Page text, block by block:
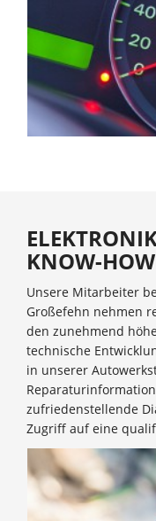
KNOW-HOW
Unsere Mitarbeiter
Großefehn nehmen
den zunehmend
technische
in unserer
zufriedenstellende
Zugriff auf eine